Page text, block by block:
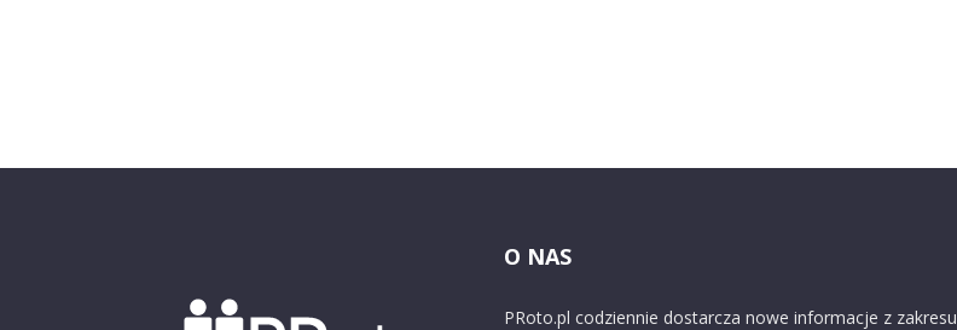
O NAS
PRoto.pl codziennie dostarcza nowe informacje z zakresu